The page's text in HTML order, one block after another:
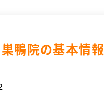
鴨院の基本情報